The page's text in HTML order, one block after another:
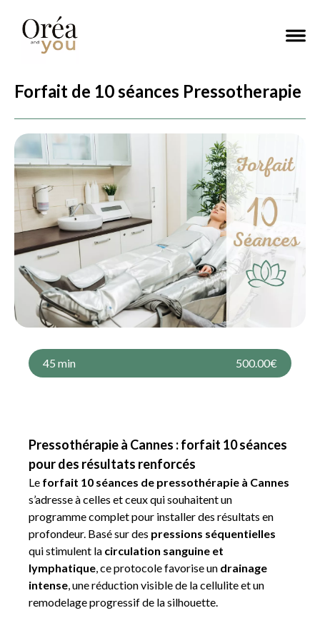
Forfait de 10 séances Pressotherapie
45 min 500.00€
Pressothérapie à Cannes : forfait 10 séances
pour des résultats renforcés
Le forfait 10 séances de pressothérapie à Cannes
s’adresse à celles et ceux qui souhaitent un
programme complet pour installer des résultats en
profondeur. Basé sur des pressions séquentielles
qui stimulent la circulation sanguine et
lymphatique, ce protocole favorise un drainage
intense, une réduction visible de la cellulite et un
remodelage progressif de la silhouette.